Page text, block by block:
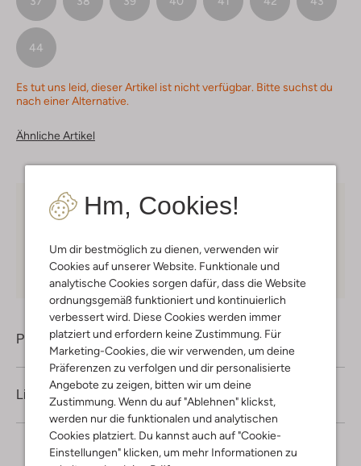
Hm, Cookies!
Um dir bestmöglich zu dienen, verwenden wir
Cookies auf unserer Website. Funktionale und
analytische Cookies sorgen dafür, dass die Website
ordnungsgemäß funktioniert und kontinuierlich
verbessert wird. Diese Cookies werden immer
platziert und erfordern keine Zustimmung. Für
Marketing-Cookies, die wir verwenden, um deine
Präferenzen zu verfolgen und dir personalisierte
Angebote zu zeigen, bitten wir um deine
Zustimmung. Wenn du auf "Ablehnen" klickst,
werden nur die funktionalen und analytischen
Cookies platziert. Du kannst auch auf "Cookie-
Einstellungen" klicken, um mehr Informationen zu
44
Es tut uns leid, dieser Artikel ist nicht verfügbar. Bitte suchst du
nach einer Alternative.
Ähnliche Artikel
Kostenloser Versandab € 75 für Club-Omoda
Kauf auf Rechnung 30 Tagen Rückgaberecht
Produktinformation
Lieferung & Rückgabe